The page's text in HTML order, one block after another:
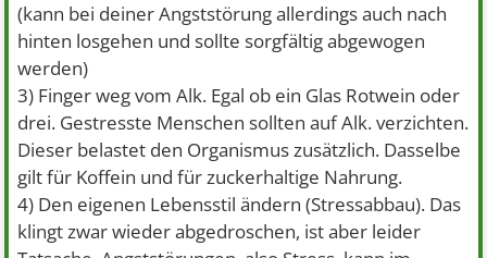
(kann bei deiner Angststörung allerdings auch nach
hinten losgehen und sollte sorgfältig abgewogen
werden)
3) Finger weg vom Alk. Egal ob ein Glas Rotwein oder
drei. Gestresste Menschen sollten auf Alk. verzichten.
Dieser belastet den Organismus zusätzlich. Dasselbe
gilt für Koffein und für zuckerhaltige Nahrung.
4) Den eigenen Lebensstil ändern (Stressabbau). Das
klingt zwar wieder abgedroschen, ist aber leider